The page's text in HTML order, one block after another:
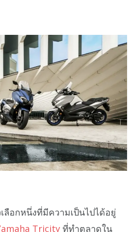
ลือกหนึ่งที่มีความเป็นไปได้อยู่
Tricity ที่ทำตลาดใน